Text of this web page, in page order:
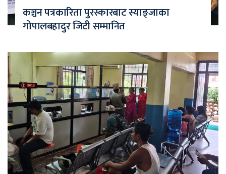
कञ्चन पत्रकारिता पुरस्कारबाट स्याङ्जाका
गोपालबहादुर जिटी सम्मानित